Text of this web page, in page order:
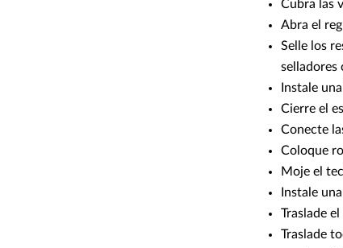
Cubra las
Abra el
Selle los
selladores
Instale
Cierre el
Conecte
Coloque
Moje el
Instale
Traslade
Traslade